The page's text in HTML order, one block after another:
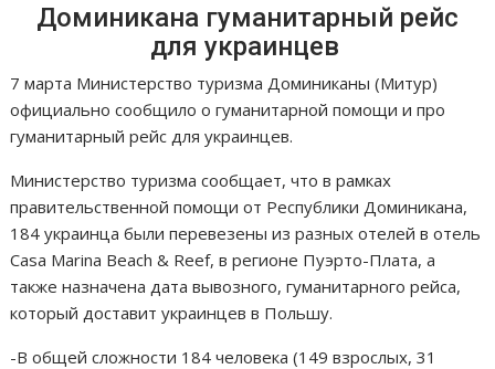
Доминикана гуманитарный рейс
для украинцев
7 марта Министерство туризма Доминиканы (Митур)
официально сообщило о гуманитарной помощи и про
гуманитарный рейс для украинцев.
Министерство туризма сообщает, что в рамках
правительственной помощи от Республики Доминикана,
184 украинца были перевезены из разных отелей в отель
Casa Marina Beach & Reef, в регионе Пуэрто-Плата, а
также назначена дата вывозного, гуманитарного рейса,
который доставит украинцев в Польшу.
-В общей сложности 184 человека (149 взрослых, 31